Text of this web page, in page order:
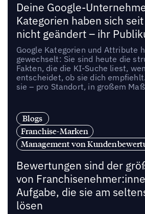
Deine Google-
Kategorien haben sich
nicht geändert – ihr
Google Kategorien und Attribute
gewechselt: Sie sind heute die
Fakten, die die KI-Suche liest,
entscheidet, ob sie dich
sie – pro Standort, in großem
Blogs
Franchise-Marken
Management von
Bewertungen sind der
von
Aufgabe, die sie am
lösen